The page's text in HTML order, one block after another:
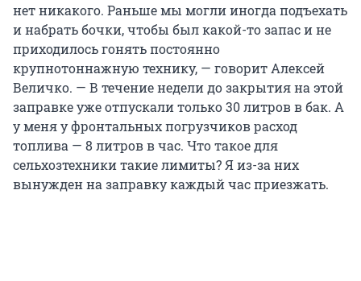
нет никакого. Раньше мы могли иногда подъехать
и набрать бочки, чтобы был какой-то запас и не
приходилось гонять постоянно
крупнотоннажную технику, — говорит Алексей
Величко. — В течение недели до закрытия на этой
заправке уже отпускали только 30 литров в бак. А
у меня у фронтальных погрузчиков расход
топлива — 8 литров в час. Что такое для
сельхозтехники такие лимиты? Я из-за них
вынужден на заправку каждый час приезжать.